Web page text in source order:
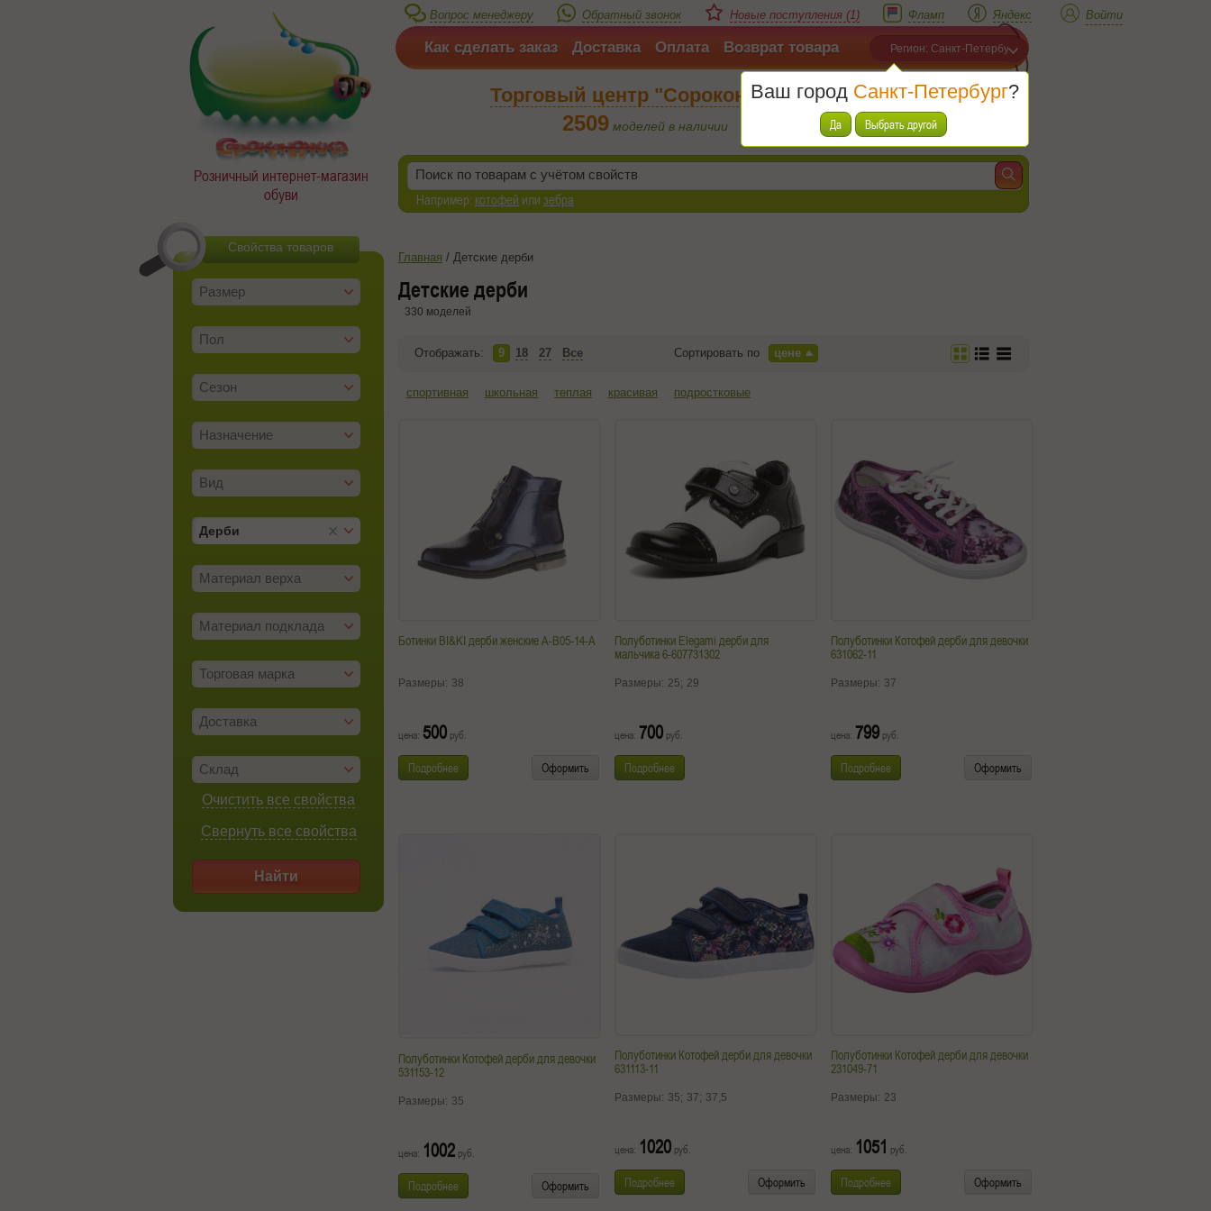
Розничный интернет-магазин
обуви
Например:котофей илизебра
Вопрос менеджеру Обратный звонок Новые поступления (1) Фламп Яндекс Войти
Как сделать заказ Доставка Оплата Возврат товара Регион: Санкт-Петербург
Ваш город Санкт-Петербург?
Да Выбрать другой
Корзина
Товаров (
Торговый центр "Сороконожка"
2509 моделей в наличии
Размер
Пол
Сезон
Назначение
Вид
Дерби
Материал верха
Материал подклада
Торговая марка
Доставка
Склад
Очистить все свойства
Свернуть все свойства
Найти
Свойства товаров
Главная / Детские дерби
Детские дерби
330 моделей
Отображать: 9 18 27 Все Сортировать по цене
спортивная школьная теплая красивая подростковые
Ботинки BI&KI дерби женские A-B05-14-A
Размеры: 38
цена: 500 руб.
Подробнее Оформить
Полуботинки Elegami дерби для
мальчика 6-607731302
Размеры: 25; 29
цена: 700 руб.
Подробнее
Полуботинки Котофей дерби для девочки
631062-11
Размеры: 37
цена: 799 руб.
Подробнее Оформить
Полуботинки Котофей дерби для девочки
531153-12
Размеры: 35
цена: 1002 руб.
Подробнее Оформить
Полуботинки Котофей дерби для девочки
631113-11
Размеры: 35; 37; 37,5
цена: 1020 руб.
Подробнее Оформить
Полуботинки Котофей дерби для девочки
231049-71
Размеры: 23
цена: 1051 руб.
Подробнее Оформить